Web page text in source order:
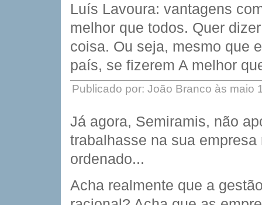
Luís Lavoura: vantagens
melhor que todos. Quer
coisa. Ou seja, mesmo que
país, se fizerem A melhor
Publicado por: João Branco às maio
Já agora, Semiramis, não
trabalhasse na sua
ordenado...
Acha realmente que a